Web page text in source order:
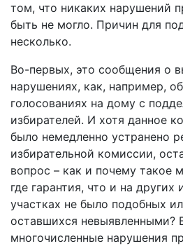
том, что никаких нарушений
быть не могло. Причин для
несколько.
Во-первых, это сообщения о
нарушениях, как, например,
голосованиях на дому с
избирателей. И хотя данное
было немедленно устранено
избирательной комиссии,
вопрос – как и почему такое
где гарантия, что и на других
участках не было подобных
оставшихся невыявленными?
многочисленные нарушения